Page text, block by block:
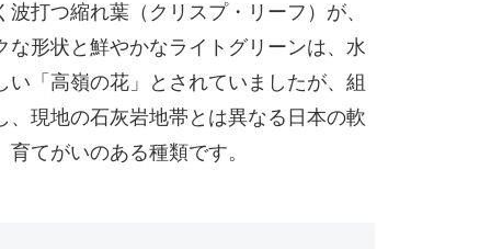
打つ縮れ葉（クリスプ・リーフ）が、
形状と鮮やかなライトグリーンは、水
「高嶺の花」とされていましたが、組
現地の石灰岩地帯とは異なる日本の軟
てがいのある種類です。